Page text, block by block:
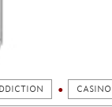
CASINO